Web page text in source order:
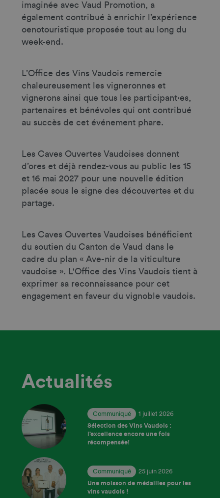
imaginée avec Vaud Promotion, a
également contribué à enrichir l’expérience
oenotouristique proposée tout au long du
week-end.
L’Office des Vins Vaudois remercie
chaleureusement les vigneronnes et
vignerons ainsi que tous les participant·es,
partenaires et bénévoles qui ont contribué
au succès de cet événement phare.
Les Caves Ouvertes Vaudoises donnent
d’ores et déjà rendez-vous au public les 15
et 16 mai 2027 pour une nouvelle édition
placée sous le signe des découvertes et du
partage.
Les Caves Ouvertes Vaudoises bénéficient
du soutien du Canton de Vaud dans le
cadre du plan « Ave-nir de la viticulture
vaudoise ». L'Office des Vins Vaudois tient à
exprimer sa reconnaissance pour cet
engagement en faveur du vignoble vaudois.
Actualités
Communiqué 1 juillet 2026
Sélection des Vins Vaudois :
l’excellence encore une fois
récompensée!
Communiqué 25 juin 2026
Une moisson de médailles pour les
vins vaudois !